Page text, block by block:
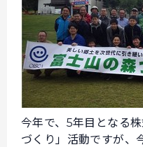
今年で、5年目となる
づくり」活動ですが、